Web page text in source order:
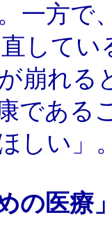
一方で
して
崩れる
である
しい」
の医療